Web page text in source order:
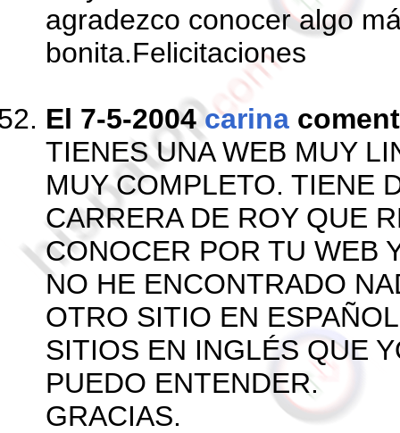
agradezco conocer algo
bonita.Felicitaciones
El 7-5-2004carina
TIENES UNA WEB MUY
MUY COMPLETO. TIENE
CARRERA DE ROY QUE
CONOCER POR TU WEB
NO HE ENCONTRADO
OTRO SITIO EN
SITIOS EN INGLÉS QUE
PUEDO ENTENDER.
GRACIAS.